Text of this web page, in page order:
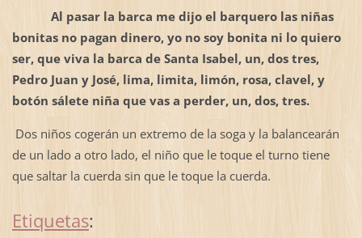
Al pasar la barca me dijo el barquero las niñas
bonitas no pagan dinero, yo no soy bonita ni lo quiero
ser, que viva la barca de Santa Isabel, un, dos tres,
Pedro Juan y José, lima, limita, limón, rosa, clavel, y
botón sálete niña que vas a perder, un, dos, tres.
Dos niños cogerán un extremo de la soga y la balancearán
de un lado a otro lado, el niño que le toque el turno tiene
que saltar la cuerda sin que le toque la cuerda.
Etiquetas: